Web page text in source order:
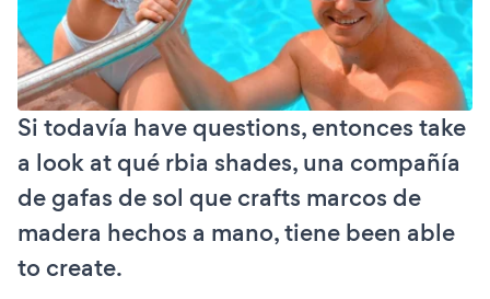
Si todavía have questions, entonces take
a look at qué rbia shades, una compañía
de gafas de sol que crafts marcos de
madera hechos a mano, tiene been able
to create.